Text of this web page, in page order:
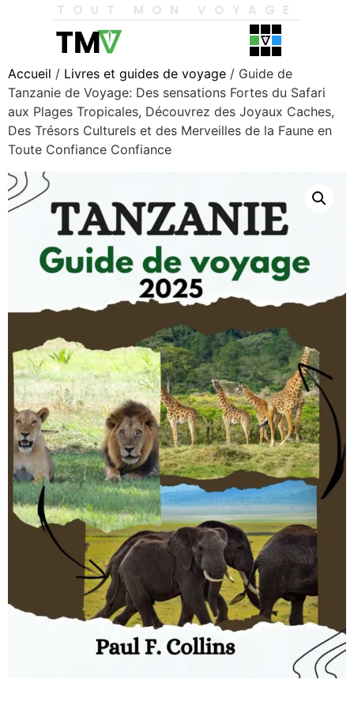
TOUT MON VOYAGE
Accueil / Livres et guides de voyage / Guide de
Tanzanie de Voyage: Des sensations Fortes du Safari
aux Plages Tropicales, Découvrez des Joyaux Caches,
Des Trésors Culturels et des Merveilles de la Faune en
Toute Confiance Confiance